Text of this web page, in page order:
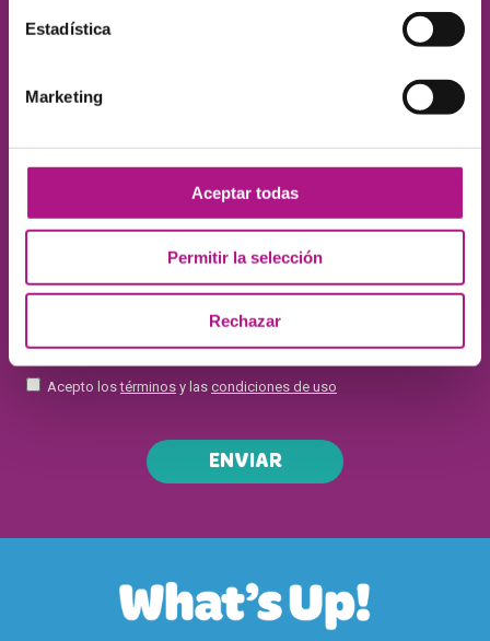
Estadística
Marketing
Aceptar todas
Permitir la selección
Rechazar
a conseguir el nivel de inglés que necesitas.
Acepto lostérminos y las condiciones de uso
ENVIAR